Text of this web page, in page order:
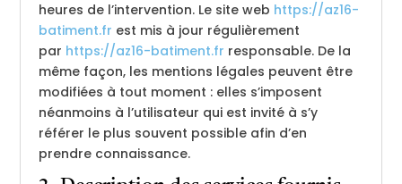
heures de l’intervention. Le site web https://az16-
batiment.fr est mis à jour régulièrement
par https://az16-batiment.fr responsable. De la
même façon, les mentions légales peuvent être
modifiées à tout moment : elles s’imposent
néanmoins à l’utilisateur qui est invité à s’y
référer le plus souvent possible afin d’en
prendre connaissance.